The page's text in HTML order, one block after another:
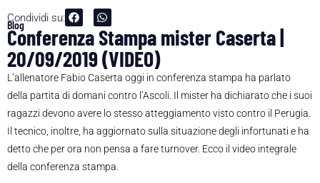
Condividi su:
Blog
Conferenza Stampa mister Caserta |
20/09/2019 (VIDEO)
L’allenatore Fabio Caserta oggi in conferenza stampa ha parlato
della partita di domani contro l’Ascoli. Il mister ha dichiarato che i suoi
ragazzi devono avere lo stesso atteggiamento visto contro il Perugia.
Il tecnico, inoltre, ha aggiornato sulla situazione degli infortunati e ha
detto che per ora non pensa a fare turnover. Ecco il video integrale
della conferenza stampa.